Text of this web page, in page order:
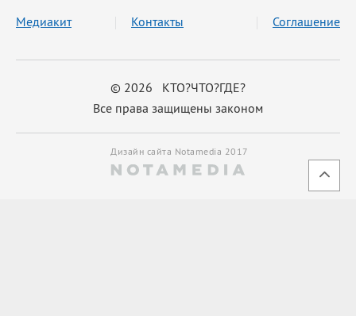
© 2026 КТО?ЧТО?ГДЕ?
Все права защищены законом
Медиакит Контакты Соглашение
Дизайн сайта Notamedia 2017